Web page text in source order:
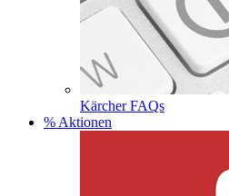
Kärcher FAQs
% Aktionen